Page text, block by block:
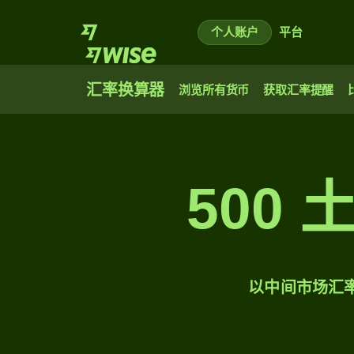
个人账户 平台
汇率换算器 浏览所有货币 获取汇率提醒
500
以中间市场汇